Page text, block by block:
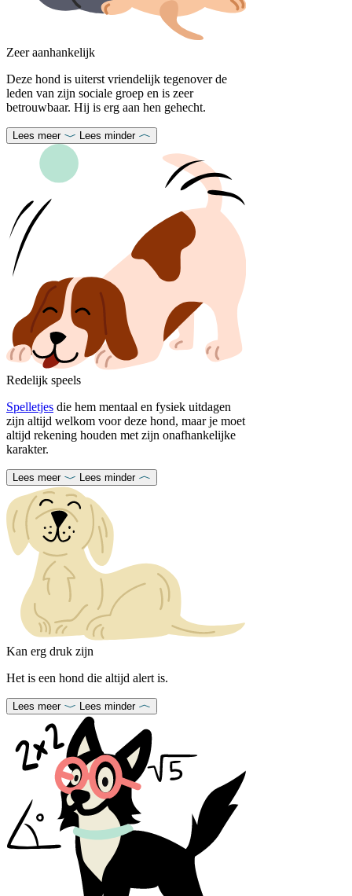
Zeer aanhankelijk
Deze hond is uiterst vriendelijk tegenover de
leden van zijn sociale groep en is zeer
betrouwbaar. Hij is erg aan hen gehecht.
Lees meer Lees minder
Redelijk speels
Spelletjes die hem mentaal en fysiek uitdagen
zijn altijd welkom voor deze hond, maar je moet
altijd rekening houden met zijn onafhankelijke
karakter.
Lees meer Lees minder
Kan erg druk zijn
Het is een hond die altijd alert is.
Lees meer Lees minder